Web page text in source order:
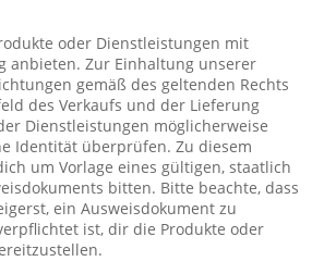
oder Dienstleistungen mit
anbieten. Zur Einhaltung unserer
gemäß des geltenden Rechts
des Verkaufs und der Lieferung
Dienstleistungen möglicherweise
Identität überprüfen. Zu diesem
um Vorlage eines gültigen, staatlich
bitten. Bitte beachte, dass
ein Ausweisdokument zu
ist, dir die Produkte oder